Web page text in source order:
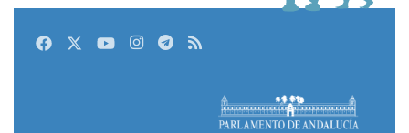
FacebookTwitterYoutubeInstagram
Telegram
RSS